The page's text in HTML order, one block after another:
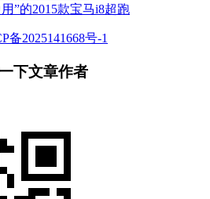
”的2015款宝马i8超跑
备2025141668号-1
下文章作者